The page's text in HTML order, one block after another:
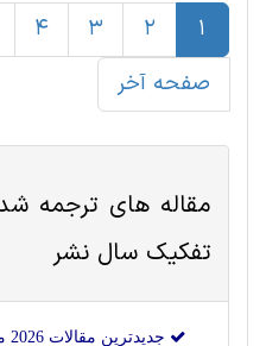
1
2
3
4
صفحه آخر
مقاله های ترجمه
تفکیک سال نشر
جدیدترین مقالات 2026 مهندسی پزشکی با ترجمه